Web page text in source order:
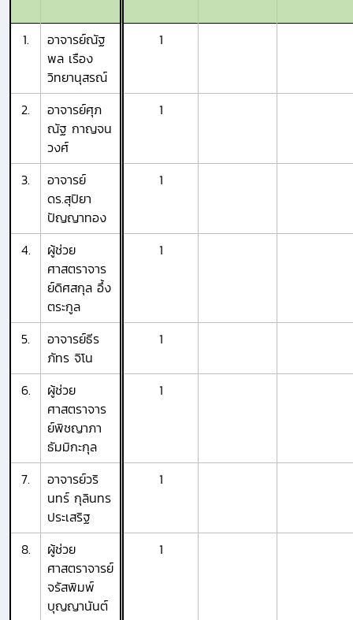
1.
อาจารย์ณัฐ
พล เรือง
วิทยานุสรณ์
1
2.
อาจารย์ศุภ
ณัฐ กาญจน
วงศ์
1
3.
อาจารย์
ดร.สุปิยา
ปัญญาทอง
1
4.
ผู้ช่วย
ศาสตราจาร
ย์ดิศสกุล อึ้ง
ตระกูล
1
5.
อาจารย์ธีร
ภัทร จิโน
1
6.
ผู้ช่วย
ศาสตราจาร
ย์พิชญาภา
ธัมมิกะกุล
1
7.
อาจารย์วริ
นทร์ กุลินทร
ประเสริฐ
1
8.
ผู้ช่วย
ศาสตราจารย์
จรัสพิมพ์
บุญญานันต์
1